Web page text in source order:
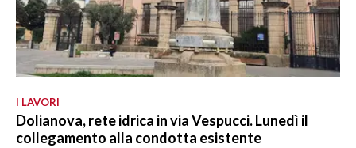
I LAVORI
Dolianova, rete idrica in via Vespucci. Lunedì il
collegamento alla condotta esistente